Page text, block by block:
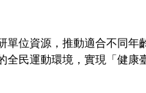
單位資源，推動適合不同
民運動環境，實現「健康